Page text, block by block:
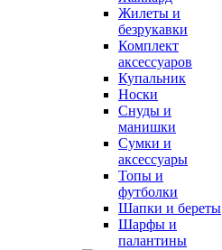
Жилеты и
безрукавки
Комплект
аксессуаров
Купальник
Носки
Снуды и
манишки
Сумки и
аксессуары
Топы и
футболки
Шапки и береты
Шарфы и
палантины